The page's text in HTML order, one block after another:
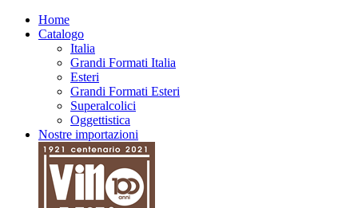
Home
Catalogo
Italia
Grandi Formati Italia
Esteri
Grandi Formati Esteri
Superalcolici
Oggettistica
Nostre importazioni